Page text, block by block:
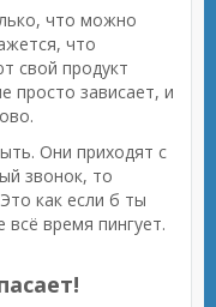
что можно
что
свой продукт
просто зависает, и
Они приходят с
звонок, то
как если б ты
время пингует.